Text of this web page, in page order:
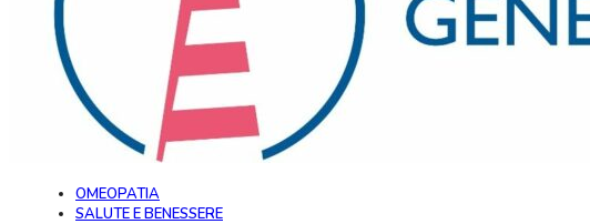
OMEOPATIA
SALUTE E BENESSERE